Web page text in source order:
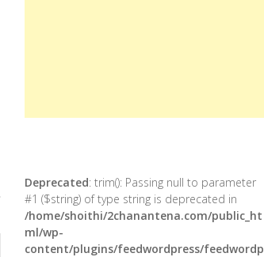
Deprecated: trim(): Passing null to parameter
#1 ($string) of type string is deprecated in
/home/shoithi/2chanantena.com/public_ht
ml/wp-
content/plugins/feedwordpress/feedwordp